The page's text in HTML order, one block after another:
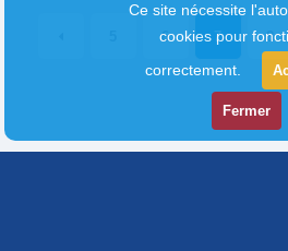
6 7 8
Ce site nécessite
cookies pour
correctement.
Fermer